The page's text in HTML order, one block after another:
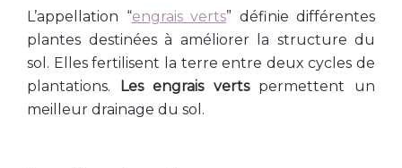
L’appellation “engrais verts” définie différentes
plantes destinées à améliorer la structure du
sol. Elles fertilisent la terre entre deux cycles de
plantations.
Les engrais vertspermettent un
meilleur drainage du sol.